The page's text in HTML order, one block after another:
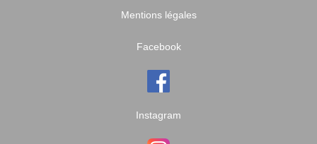
Mentions légales
Facebook
Instagram